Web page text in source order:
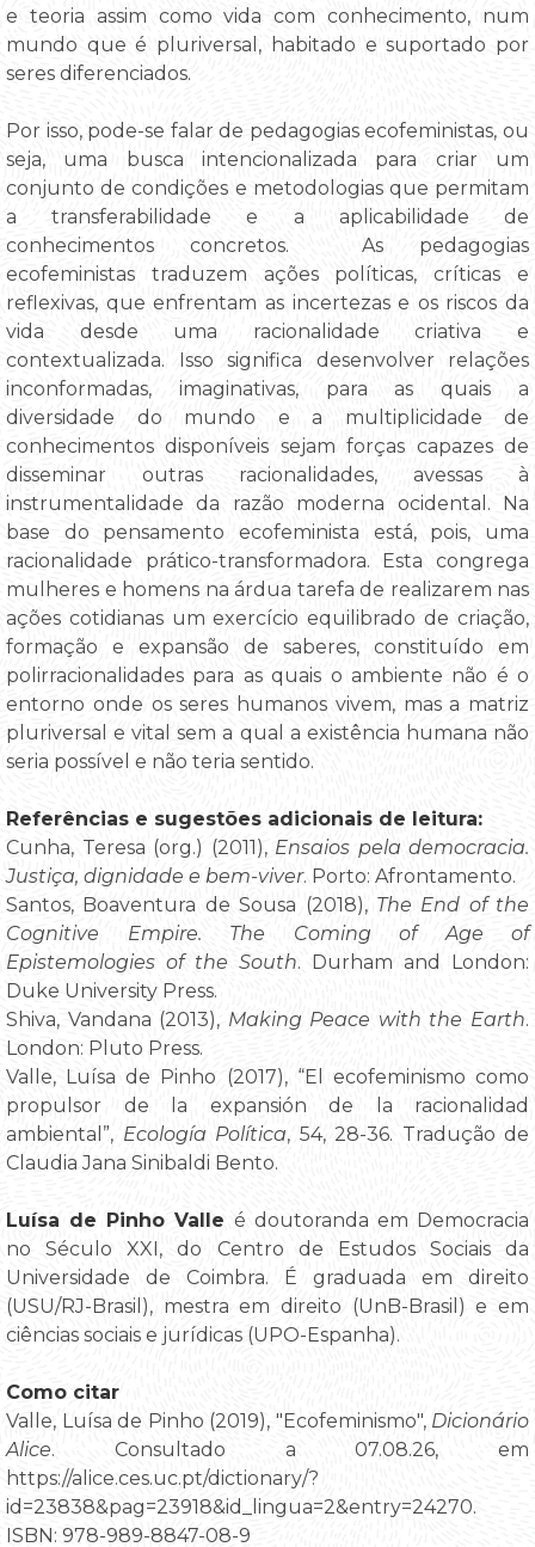
e teoria assim como vida com conhecimento, num
mundo que é pluriversal, habitado e suportado por
seres diferenciados.
Por isso, pode-se falar de pedagogias ecofeministas, ou
seja, uma busca intencionalizada para criar um
conjunto de condições e metodologias que permitam
a transferabilidade e a aplicabilidade de
conhecimentos concretos. As pedagogias
ecofeministas traduzem ações políticas, críticas e
reflexivas, que enfrentam as incertezas e os riscos da
vida desde uma racionalidade criativa e
contextualizada. Isso significa desenvolver relações
inconformadas, imaginativas, para as quais a
diversidade do mundo e a multiplicidade de
conhecimentos disponíveis sejam forças capazes de
disseminar outras racionalidades, avessas à
instrumentalidade da razão moderna ocidental. Na
base do pensamento ecofeminista está, pois, uma
racionalidade prático-transformadora. Esta congrega
mulheres e homens na árdua tarefa de realizarem nas
ações cotidianas um exercício equilibrado de criação,
formação e expansão de saberes, constituído em
polirracionalidades para as quais o ambiente não é o
entorno onde os seres humanos vivem, mas a matriz
pluriversal e vital sem a qual a existência humana não
seria possível e não teria sentido.
Referências e sugestões adicionais de leitura:
Cunha, Teresa (org.) (2011), Ensaios pela democracia.
Justiça, dignidade e bem-viver. Porto: Afrontamento.
Santos, Boaventura de Sousa (2018), The End of the
Cognitive Empire. The Coming of Age of
Epistemologies of the South. Durham and London:
Duke University Press.
Shiva, Vandana (2013), Making Peace with the Earth.
London: Pluto Press.
Valle, Luísa de Pinho (2017), “El ecofeminismo como
propulsor de la expansión de la racionalidad
ambiental”, Ecología Política, 54, 28-36. Tradução de
Claudia Jana Sinibaldi Bento.
Luísa de Pinho Valle é doutoranda em Democracia
no Século XXI, do Centro de Estudos Sociais da
Universidade de Coimbra. É graduada em direito
(USU/RJ-Brasil), mestra em direito (UnB-Brasil) e em
ciências sociais e jurídicas (UPO-Espanha).
Como citar
Valle, Luísa de Pinho (2019), "Ecofeminismo", Dicionário
Alice. Consultado a 07.08.26, em
https://alice.ces.uc.pt/dictionary/?
id=23838&pag=23918&id_lingua=2&entry=24270.
ISBN: 978-989-8847-08-9